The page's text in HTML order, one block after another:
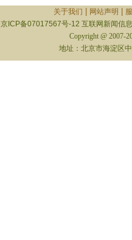
关于我们 网站声明
京ICP备07017567号-12 互联网新闻信
Copyright @ 2007-
地址：北京市海淀区